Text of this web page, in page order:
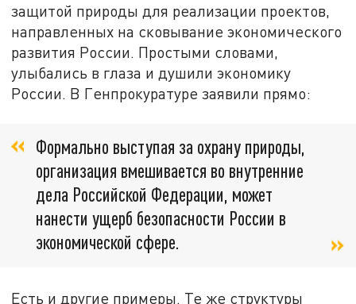
защитой природы для реализации проектов,
направленных на сковывание экономического
развития России. Простыми словами,
улыбались в глаза и душили экономику
России. В Генпрокуратуре заявили прямо:
Формально выступая за охрану природы,
организация вмешивается во внутренние
дела Российской Федерации, может
нанести ущерб безопасности России в
экономической сфере.
Есть и другие примеры. Те же структуры